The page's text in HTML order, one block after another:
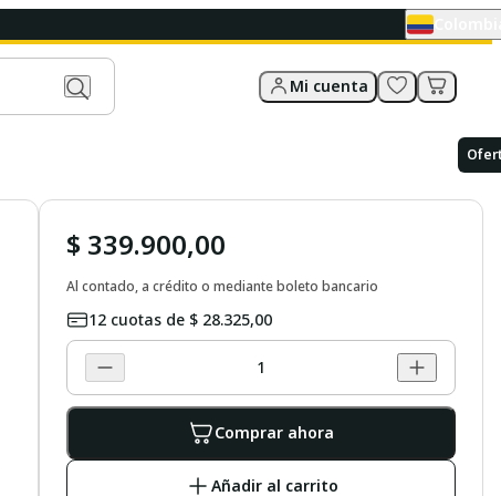
Mi cuenta
$ 339.900,00
Al contado, a crédito o mediante boleto bancario
12 cuotas de $ 28.325,00
Comprar ahora
Añadir al carrito